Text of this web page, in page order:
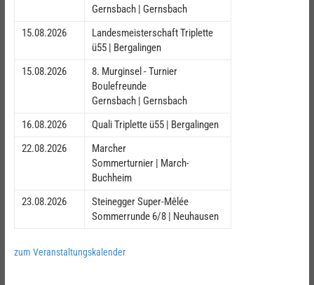
Gernsbach | Gernsbach
15.08.2026
Landesmeisterschaft Triplette
ü55 | Bergalingen
15.08.2026
8. Murginsel - Turnier
Boulefreunde
Gernsbach | Gernsbach
16.08.2026
Quali Triplette ü55 | Bergalingen
22.08.2026
Marcher
Sommerturnier | March-
Buchheim
23.08.2026
Steinegger Super-Mêlée
Sommerrunde 6/8 | Neuhausen
zum Veranstaltungskalender